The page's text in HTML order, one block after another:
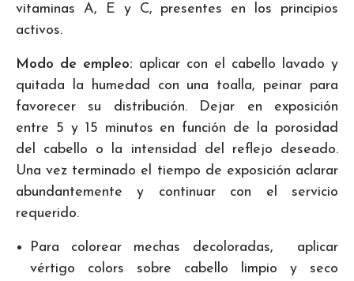
vitaminas A, E y C, presentes en los principios
activos.
Modo de empleo: aplicar con el cabello lavado y
quitada la humedad con una toalla, peinar para
favorecer su distribución. Dejar en exposición
entre 5 y 15 minutos en función de la porosidad
del cabello o la intensidad del reflejo deseado.
Una vez terminado el tiempo de exposición aclarar
abundantemente y continuar con el servicio
requerido.
Para colorear mechas decoloradas, aplicar
vértigo colors sobre cabello limpio y seco